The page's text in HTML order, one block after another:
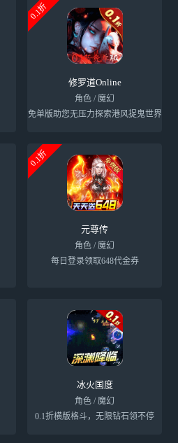
0.1折
修罗道Online
角色 / 魔幻
免单版助您无压力探索港风捉鬼世界
0.1折
元尊传
角色 / 魔幻
每日登录领取648代金券
冰火国度
角色 / 魔幻
0.1折横版格斗，无限钻石领不停